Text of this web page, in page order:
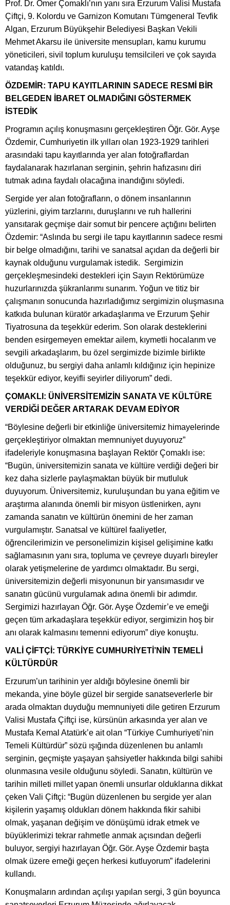
Prof. Dr. Ömer Çomaklı’nın yanı sıra Erzurum Valisi Mustafa
Çiftçi, 9. Kolordu ve Garnizon Komutanı Tümgeneral Tevfik
Algan, Erzurum Büyükşehir Belediyesi Başkan Vekili
Mehmet Akarsu ile üniversite mensupları, kamu kurumu
yöneticileri, sivil toplum kuruluşu temsilcileri ve çok sayıda
vatandaş katıldı.
ÖZDEMİR: TAPU KAYITLARININ SADECE RESMİ BİR
BELGEDEN İBARET OLMADIĞINI GÖSTERMEK
İSTEDİK
Programın açılış konuşmasını gerçekleştiren Öğr. Gör. Ayşe
Özdemir, Cumhuriyetin ilk yılları olan 1923-1929 tarihleri
arasındaki tapu kayıtlarında yer alan fotoğraflardan
faydalanarak hazırlanan serginin, şehrin hafızasını diri
tutmak adına faydalı olacağına inandığını söyledi.
Sergide yer alan fotoğrafların, o dönem insanlarının
yüzlerini, giyim tarzlarını, duruşlarını ve ruh hallerini
yansıtarak geçmişe dair somut bir pencere açtığını belirten
Özdemir: “Aslında bu sergi ile tapu kayıtlarının sadece resmi
bir belge olmadığını, tarihi ve sanatsal açıdan da değerli bir
kaynak olduğunu vurgulamak istedik. Sergimizin
gerçekleşmesindeki destekleri için Sayın Rektörümüze
huzurlarınızda şükranlarımı sunarım. Yoğun ve titiz bir
çalışmanın sonucunda hazırladığımız sergimizin oluşmasına
katkıda bulunan küratör arkadaşlarıma ve Erzurum Şehir
Tiyatrosuna da teşekkür ederim. Son olarak desteklerini
benden esirgemeyen emektar ailem, kıymetli hocalarım ve
sevgili arkadaşlarım, bu özel sergimizde bizimle birlikte
olduğunuz, bu sergiyi daha anlamlı kıldığınız için hepinize
teşekkür ediyor, keyifli seyirler diliyorum” dedi.
ÇOMAKLI: ÜNİVERSİTEMİZİN SANATA VE KÜLTÜRE
VERDİĞİ DEĞER ARTARAK DEVAM EDİYOR
“Böylesine değerli bir etkinliğe üniversitemiz himayelerinde
gerçekleştiriyor olmaktan memnuniyet duyuyoruz”
ifadeleriyle konuşmasına başlayan Rektör Çomaklı ise:
“Bugün, üniversitemizin sanata ve kültüre verdiği değeri bir
kez daha sizlerle paylaşmaktan büyük bir mutluluk
duyuyorum. Üniversitemiz, kuruluşundan bu yana eğitim ve
araştırma alanında önemli bir misyon üstlenirken, aynı
zamanda sanatın ve kültürün önemini de her zaman
vurgulamıştır. Sanatsal ve kültürel faaliyetler,
öğrencilerimizin ve personelimizin kişisel gelişimine katkı
sağlamasının yanı sıra, topluma ve çevreye duyarlı bireyler
olarak yetişmelerine de yardımcı olmaktadır. Bu sergi,
üniversitemizin değerli misyonunun bir yansımasıdır ve
sanatın gücünü vurgulamak adına önemli bir adımdır.
Sergimizi hazırlayan Öğr. Gör. Ayşe Özdemir’e ve emeği
geçen tüm arkadaşlara teşekkür ediyor, sergimizin hoş bir
anı olarak kalmasını temenni ediyorum” diye konuştu.
VALİ ÇİFTÇİ: TÜRKİYE CUMHURİYETİ’NİN TEMELİ
KÜLTÜRDÜR
Erzurum’un tarihinin yer aldığı böylesine önemli bir
mekanda, yine böyle güzel bir sergide sanatseverlerle bir
arada olmaktan duyduğu memnuniyeti dile getiren Erzurum
Valisi Mustafa Çiftçi ise, kürsünün arkasında yer alan ve
Mustafa Kemal Atatürk’e ait olan “Türkiye Cumhuriyeti’nin
Temeli Kültürdür” sözü ışığında düzenlenen bu anlamlı
serginin, geçmişte yaşayan şahsiyetler hakkında bilgi sahibi
olunmasına vesile olduğunu söyledi. Sanatın, kültürün ve
tarihin milleti millet yapan önemli unsurlar olduklarına dikkat
çeken Vali Çiftçi: “Bugün düzenlenen bu sergide yer alan
kişilerin yaşamış oldukları dönem hakkında fikir sahibi
olmak, yaşanan değişim ve dönüşümü idrak etmek ve
büyüklerimizi tekrar rahmetle anmak açısından değerli
buluyor, sergiyi hazırlayan Öğr. Gör. Ayşe Özdemir başta
olmak üzere emeği geçen herkesi kutluyorum” ifadelerini
kullandı.
Konuşmaların ardından açılışı yapılan sergi, 3 gün boyunca